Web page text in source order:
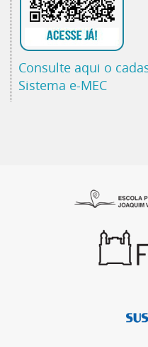
Consulte aqui o
Sistema e-MEC